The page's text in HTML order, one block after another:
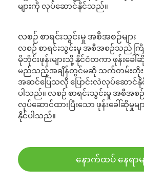
များကို လုပ်ဆောင်နိုင်သည်။
လစဉ် စာရင်းသွင်းမှု အစီအစဉ်များ
လစဉ် စာရင်းသွင်းမှု အစီအစဉ်သည် ကြိုး
မိုဘိုင်းဖုန်းများသို့ နိုင်ငံတကာ ဖုန်းခေါ်ဆို
မည်သည့်အချိန်တွင်မဆို သက်တမ်းတိုး
အဆင်ပြေသလို ပြောင်းလဲလုပ်ဆောင်
ပါသည်။ လစဉ် စာရင်းသွင်းမှု အစီအ
လုပ်ဆောင်ထားပြီးသော ဖုန်းခေါ်ဆိုမှု
နိုင်ပါသည်။
နောက်ထပ် နေရာမ